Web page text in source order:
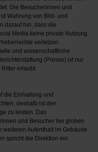
Die Besucherinnen und
Wahrung von Bild- und
darauf hin, dass die
Media keine private Nutzung
verletzen.
und wissenschaftliche
(Presse) ist nur
erlaubt.
die Einhaltung und
deshalb ist den
zu leisten. Das
und Besucher bei groben
Aufenthalt im Gebäude
spricht die Direktion ein